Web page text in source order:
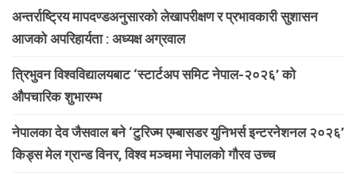
अन्तर्राष्ट्रिय मापदण्डअनुसारको लेखापरीक्षण र प्रभावकारी सुशासन
आजको अपरिहार्यता : अध्यक्ष अग्रवाल
त्रिभुवन विश्वविद्यालयबाट ‘स्टार्टअप समिट नेपाल-२०२६’ को
औपचारिक शुभारम्भ
नेपालका देव जैसवाल बने ‘टुरिज्म एम्बासडर युनिभर्स इन्टरनेशनल २०२६’
किड्स मेल ग्रान्ड विनर, विश्व मञ्चमा नेपालको गौरव उच्च